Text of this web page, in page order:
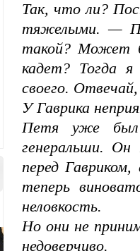
Так, что ли?
тяжелыми. —
такой? Может
кадет? Тогда
своего.
У Гаврика
Петя уже был
генеральши.
перед
теперь
неловкость.
Но они не
недоверчиво.